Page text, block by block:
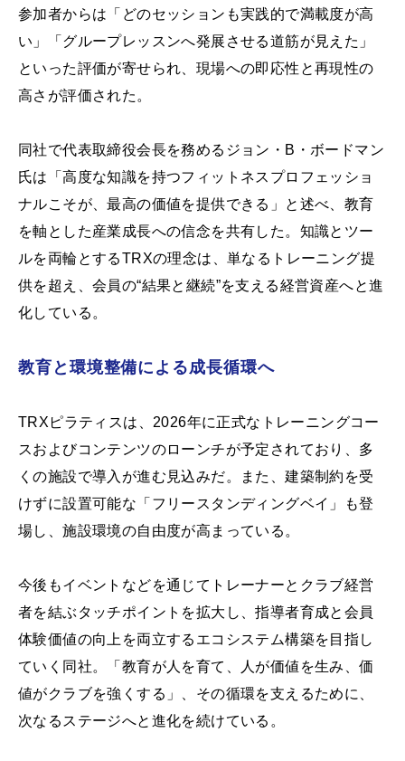
参加者からは「どのセッションも実践的で満載度が高
い」「グループレッスンへ発展させる道筋が見えた」
といった評価が寄せられ、現場への即応性と再現性の
高さが評価された。
同社で代表取締役会長を務めるジョン・B・ボードマン
氏は「高度な知識を持つフィットネスプロフェッショ
ナルこそが、最高の価値を提供できる」と述べ、教育
を軸とした産業成長への信念を共有した。知識とツー
ルを両輪とするTRXの理念は、単なるトレーニング提
供を超え、会員の“結果と継続”を支える経営資産へと進
化している。
教育と環境整備による成長循環へ
TRXピラティスは、2026年に正式なトレーニングコー
スおよびコンテンツのローンチが予定されており、多
くの施設で導入が進む見込みだ。また、建築制約を受
けずに設置可能な「フリースタンディングベイ」も登
場し、施設環境の自由度が高まっている。
今後もイベントなどを通じてトレーナーとクラブ経営
者を結ぶタッチポイントを拡大し、指導者育成と会員
体験価値の向上を両立するエコシステム構築を目指し
ていく同社。「教育が人を育て、人が価値を生み、価
値がクラブを強くする」、その循環を支えるために、
次なるステージへと進化を続けている。